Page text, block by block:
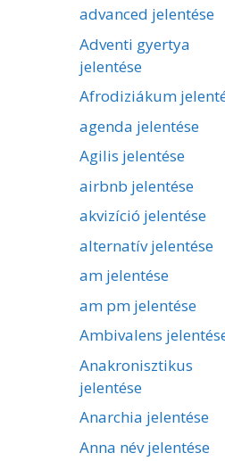
advanced jelentése
Adventi gyertya
jelentése
Afrodiziákum
agenda jelentése
Agilis jelentése
airbnb jelentése
akvizíció jelentése
alternatív jelentése
am jelentése
am pm jelentése
Ambivalens
Anakronisztikus
jelentése
Anarchia jelentése
Anna név jelentése